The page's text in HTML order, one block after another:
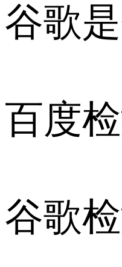
谷歌
百度
谷歌